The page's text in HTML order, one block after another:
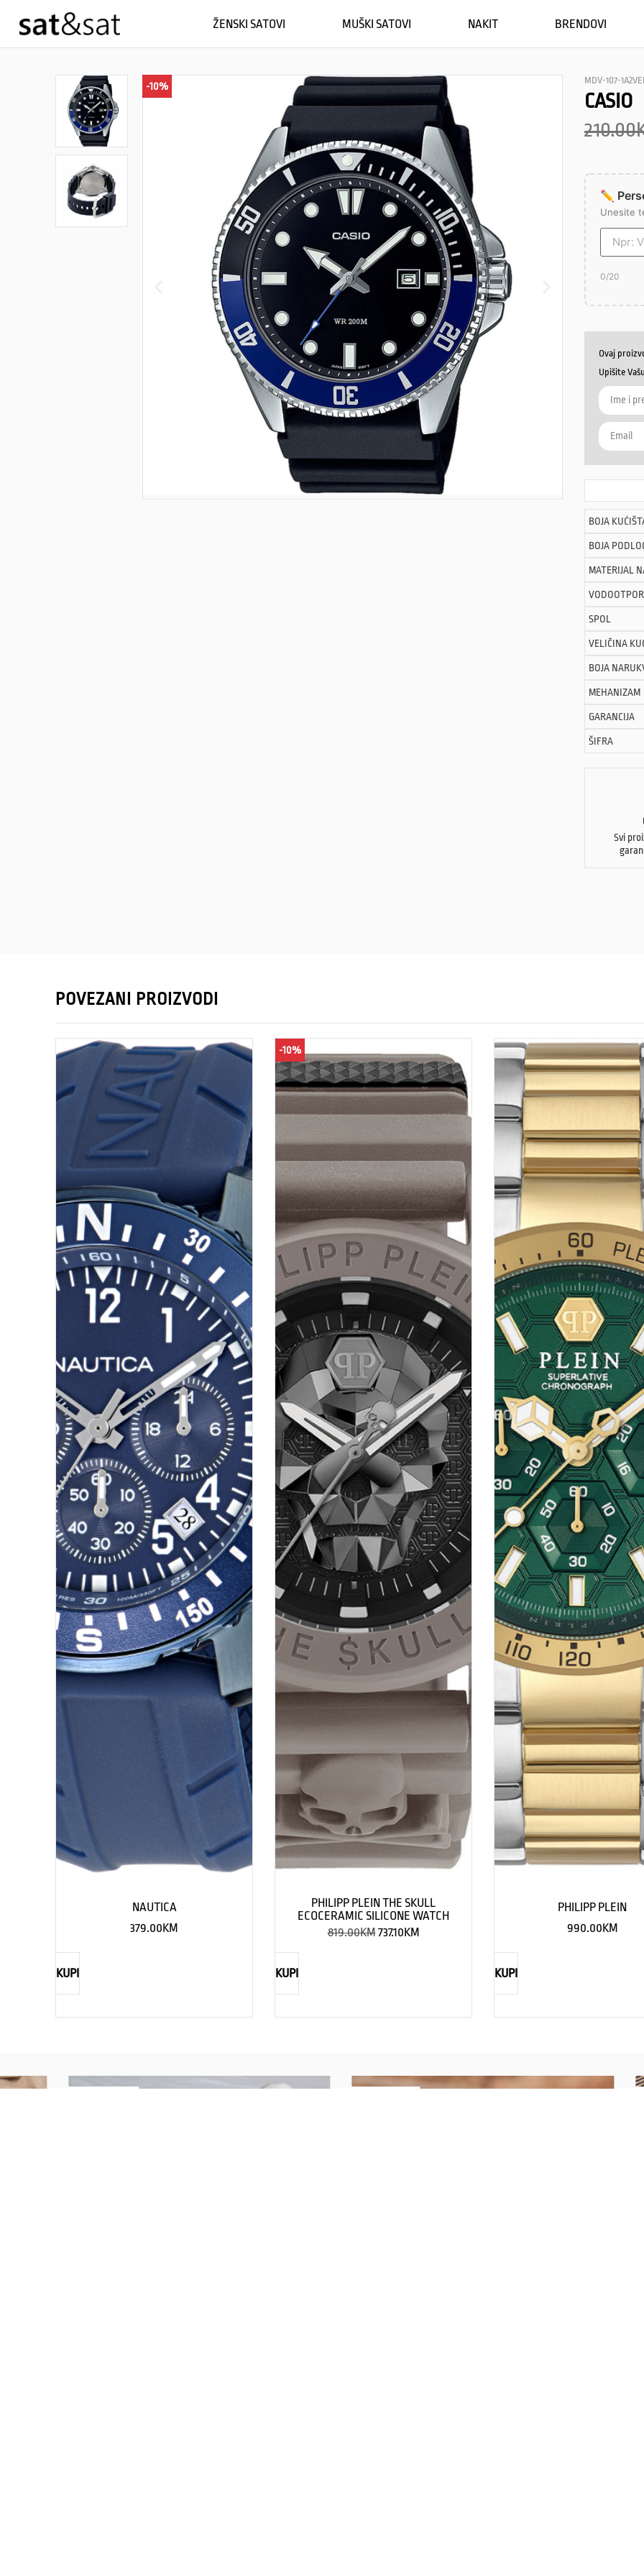
ŽENSKI SATOVI MUŠKI SATOVI NAKIT BRENDOVI
-10%
MDV-107-
CASIO
210.00
✏️
Unesite
0/20
Ovaj
Upišite
BOJA
BOJA
MATERIJAL
SPOL
VELIČINA
BOJA
MEHANIZAM
GARANCIJA
ŠIFRA
Svi
POVEZANI PROIZVODI
NAUTICA
379.00KM
KUPI
-10%
PHILIPP PLEIN THE SKULL
ECOCERAMIC SILICONE WATCH
819.00KM737.10KM
KUPI
PHILIPP PLEIN
990.00KM
KUPI